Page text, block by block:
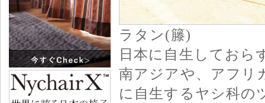
ラタン(籐)
日本に自生しておら
南アジアや、アフリ
に自生するヤシ科の